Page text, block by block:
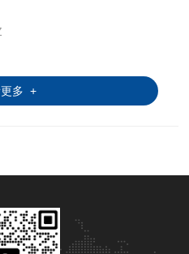
纵调节机构，完成自动调节任
手动自动”转换，切换到手动
方控制。
多 +